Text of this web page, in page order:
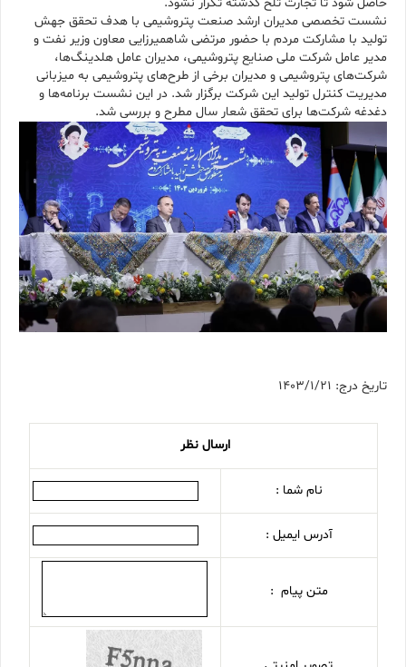
نشست تخصصی مدیران ارشد صنعت پتروشیمی با هدف تحقق جهش
تولید با مشارکت مردم با حضور مرتضی شاهمیرزایی معاون وزیر نفت و
مدیر عامل شرکت ملی صنایع پتروشیمی، مدیران عامل هلدینگ‌ها،
شرکت‌های پتروشیمی و مدیران برخی از طرح‌های پتروشیمی به میزبانی
مدیریت کنترل تولید این شرکت برگزار شد. در این نشست برنامه‌ها و
دغدغه شرکت‌ها برای تحقق شعار سال مطرح و بررسی شد.
تاریخ درج: 1403/1/21
ارسال نظر
نام شما :
آدرس ایمیل :
متن پیام :